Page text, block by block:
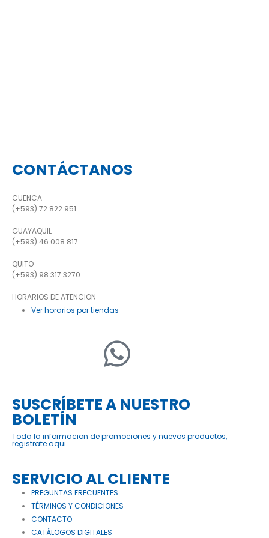
CONTÁCTANOS
CUENCA
(+593) 72 822 951
GUAYAQUIL
(+593) 46 008 817
QUITO
(+593) 98 317 3270
HORARIOS DE ATENCION
Ver horarios por tiendas
SUSCRÍBETE A NUESTRO
BOLETÍN
Toda la informacion de promociones y nuevos productos,
registrate aqui
SERVICIO AL CLIENTE
PREGUNTAS FRECUENTES
TÉRMINOS Y CONDICIONES
CONTACTO
CATÁLOGOS DIGITALES